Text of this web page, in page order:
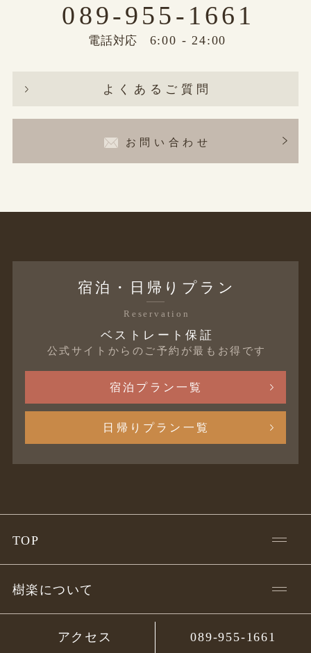
089-955-1661
電話対応 6:00 - 24:00
よくあるご質問
お問い合わせ
宿泊・日帰りプラン
Reservation
ベストレート保証
公式サイトからのご予約が最もお得です
宿泊プラン一覧
日帰りプラン一覧
TOP
樹楽について
アクセス 089-955-1661